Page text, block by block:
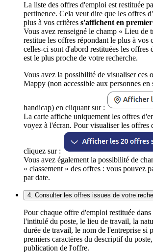
La liste des offres d'emploi est restituée
pertinence. Cela veut dire que les offres
plus à vos critères s'affichent en premier
Vous avez renseigné le champ « Lieu de
restitue les offres répondant le plus à vos
celles-ci sont d'abord restituées les offres
est le plus proche de votre recherche.
Vous avez la possibilité de visualiser ces
Mappy (non accessible aux personnes en
handicap) en cliquant sur :
La carte affiche uniquement les offres
voyez à l'écran. Pour visualiser les offres
cliquez sur :
Vous avez également la possibilité de
« classement » des offres : vous pouvez
par date.
4. Consulter les offres issues de votre
Pour chaque offre d'emploi restituée
l'intitulé du poste, le lieu de travail, la
durée de travail, le nom de l'entreprise si
premiers caractères du descriptif du
publication de l'offre.